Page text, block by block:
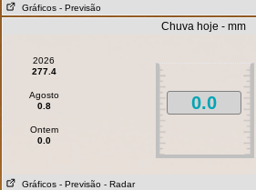
Gráficos - Previsão
Chuva hoje - mm
2026
277.4
Agosto
0.8
Ontem
0.0
0.0
Gráficos - Previsão - Radar